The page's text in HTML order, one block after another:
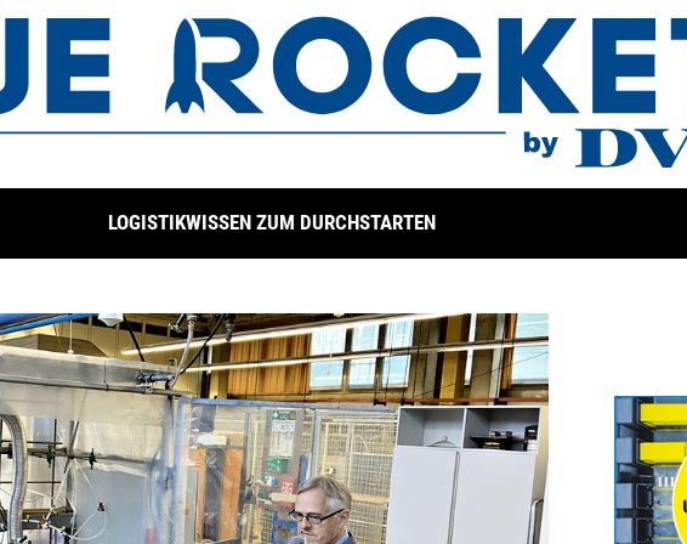
LOGISTIKWISSEN ZUM DURCHSTARTEN